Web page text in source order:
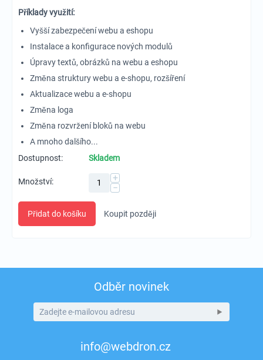
Příklady využití:
Vyšší zabezpečení webu a eshopu
Instalace a konfigurace nových modulů
Úpravy textů, obrázků na webu a eshopu
Změna struktury webu a e-shopu, rozšíření
Aktualizace webu a e-shopu
Změna loga
Změna rozvržení bloků na webu
A mnoho dalšího...
Dostupnost:
Skladem
Množství:
+
−
Přidat do košíku Koupit později
Odběr novinek
info@webdron.cz